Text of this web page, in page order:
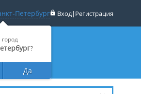
Петербург
?
Да
Вход| Регистрация